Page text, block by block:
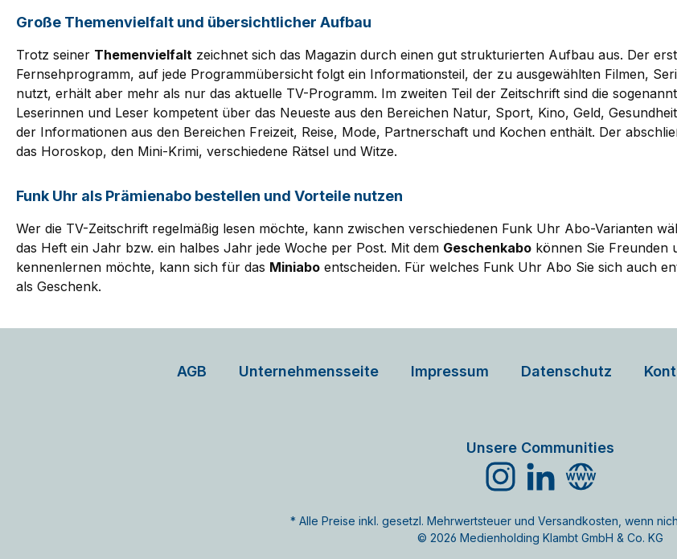
Große Themenvielfalt und übersichtlicher Aufbau
Trotz seiner Themenvielfalt zeichnet sich das Magazin durch einen gut strukturierten Aufbau aus. Der
Fernsehprogramm, auf jede Programmübersicht folgt ein Informationsteil, der zu ausgewählten Filmen,
nutzt, erhält aber mehr als nur das aktuelle TV-Programm. Im zweiten Teil der Zeitschrift sind die
Leserinnen und Leser kompetent über das Neueste aus den Bereichen Natur, Sport, Kino, Geld,
der Informationen aus den Bereichen Freizeit, Reise, Mode, Partnerschaft und Kochen enthält. Der
das Horoskop, den Mini-Krimi, verschiedene Rätsel und Witze.
Funk Uhr als Prämienabo bestellen und Vorteile nutzen
Wer die TV-Zeitschrift regelmäßig lesen möchte, kann zwischen verschiedenen Funk Uhr Abo-Varianten
das Heft ein Jahr bzw. ein halbes Jahr jede Woche per Post. Mit dem Geschenkabo können Sie Freunden
kennenlernen möchte, kann sich für das Miniabo entscheiden. Für welches Funk Uhr Abo Sie sich auch
als Geschenk.
AGB Unternehmensseite Impressum Datenschutz
Unsere Communities
InstagramLinkedInWebsite
* Alle Preise inkl. gesetzl. Mehrwertsteuer und Versandkosten, wenn
© 2026 Medienholding Klambt GmbH & Co. KG